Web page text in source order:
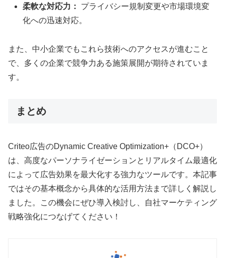
柔軟な対応力：
プライバシー規制変更や市場環境変
化への迅速対応。
また、中小企業でもこれら技術へのアクセスが進むこと
で、多くの企業で競争力ある施策展開が期待されていま
す。
まとめ
Criteo広告のDynamic Creative Optimization+（DCO+）
は、高度なパーソナライゼーションとリアルタイム最適化
によって広告効果を最大化する強力なツールです。本記事
ではその基本概念から具体的な活用方法まで詳しく解説し
ました。この機会にぜひ導入検討し、自社マーケティング
戦略強化につなげてください！